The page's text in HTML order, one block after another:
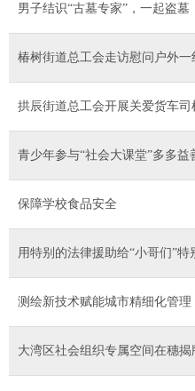
男子结识“古墓专家”，一起盗
椿树街道总工会走访慰问户外一
拱辰街道总工会开展关爱货车司
青少年参与“社会大课堂”多多益
保障学校食品安全
用特别的法律援助给“小哥们”特
测绘新技术赋能城市精细化管
大湾区社会组织专属空间在穗揭